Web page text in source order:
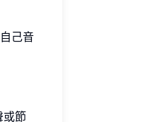
己音
或節